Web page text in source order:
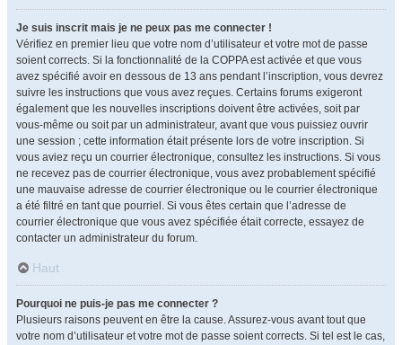
Je suis inscrit mais je ne peux pas me connecter !
Vérifiez en premier lieu que votre nom d’utilisateur et votre mot de passe
soient corrects. Si la fonctionnalité de la COPPA est activée et que vous
avez spécifié avoir en dessous de 13 ans pendant l’inscription, vous devrez
suivre les instructions que vous avez reçues. Certains forums exigeront
également que les nouvelles inscriptions doivent être activées, soit par
vous-même ou soit par un administrateur, avant que vous puissiez ouvrir
une session ; cette information était présente lors de votre inscription. Si
vous aviez reçu un courrier électronique, consultez les instructions. Si vous
ne recevez pas de courrier électronique, vous avez probablement spécifié
une mauvaise adresse de courrier électronique ou le courrier électronique
a été filtré en tant que pourriel. Si vous êtes certain que l’adresse de
courrier électronique que vous avez spécifiée était correcte, essayez de
contacter un administrateur du forum.
Haut
Pourquoi ne puis-je pas me connecter ?
Plusieurs raisons peuvent en être la cause. Assurez-vous avant tout que
votre nom d’utilisateur et votre mot de passe soient corrects. Si tel est le cas,